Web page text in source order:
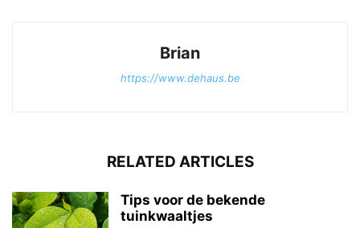
Brian
https://www.dehaus.be
RELATED ARTICLES
Tips voor de bekende
tuinkwaaltjes